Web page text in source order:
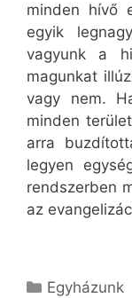
minden hívő
egyik
vagyunk a
magunkat
vagy nem.
minden
arra
legyen
rendszerben
az
Kategória
Egyházunk